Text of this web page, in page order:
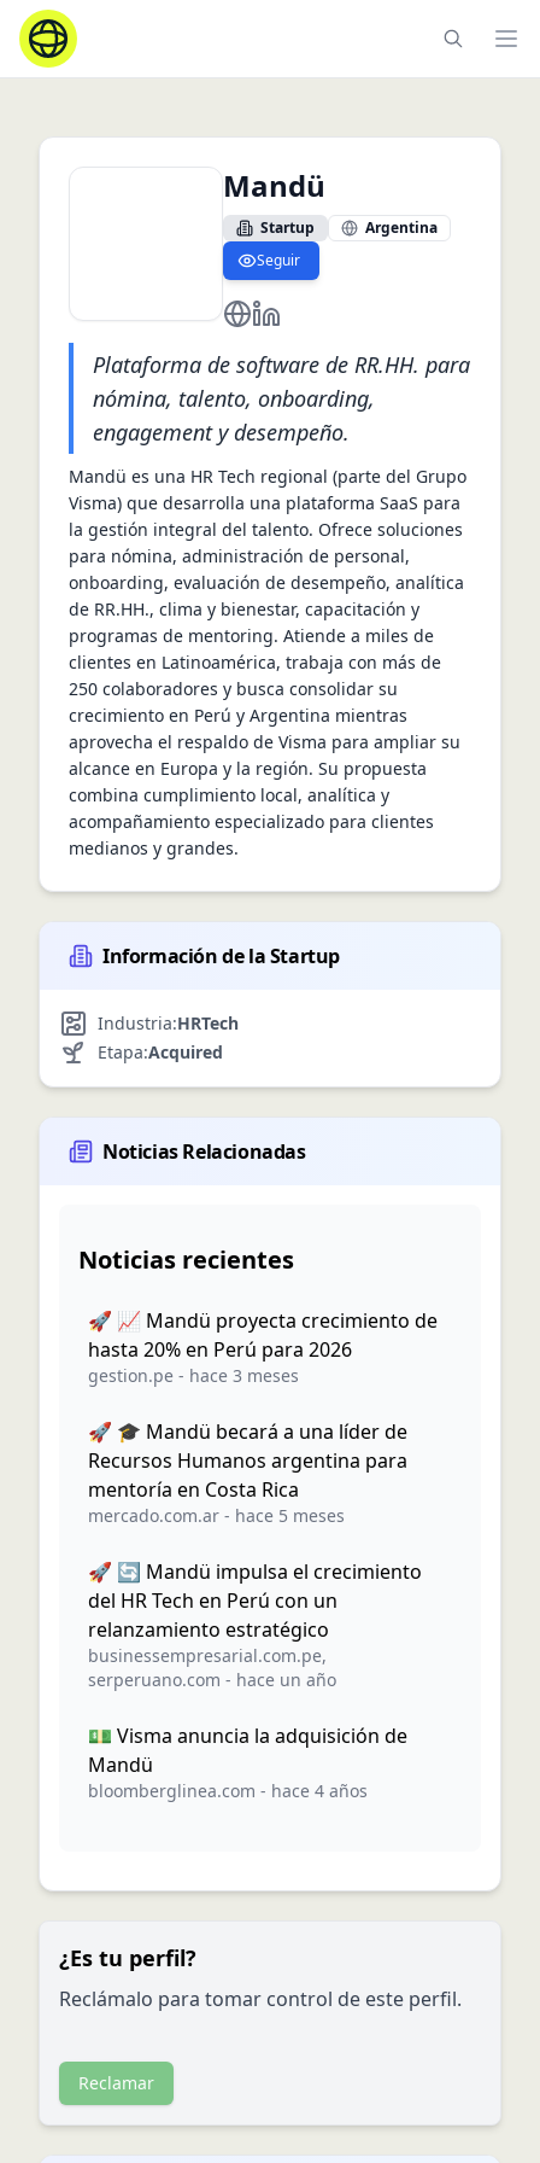
Mandü
Startup
Argentina
Seguir
https://www.mandu.pe
https://www.linkedin.com/
Plataforma de software de RR.HH. para
nómina, talento, onboarding,
engagement y desempeño.
Mandü es una HR Tech regional (parte del Grupo
Visma) que desarrolla una plataforma SaaS para
la gestión integral del talento. Ofrece soluciones
para nómina, administración de personal,
onboarding, evaluación de desempeño, analítica
de RR.HH., clima y bienestar, capacitación y
programas de mentoring. Atiende a miles de
clientes en Latinoamérica, trabaja con más de
250 colaboradores y busca consolidar su
crecimiento en Perú y Argentina mientras
aprovecha el respaldo de Visma para ampliar su
alcance en Europa y la región. Su propuesta
combina cumplimiento local, analítica y
acompañamiento especializado para clientes
medianos y grandes.
Información de la Startup
Industria:HRTech
Etapa:Acquired
Noticias Relacionadas
Noticias recientes
🚀 📈 Mandü proyecta crecimiento de
hasta 20% en Perú para 2026
gestion.pe - hace 3 meses
🚀 🎓 Mandü becará a una líder de
Recursos Humanos argentina para
mentoría en Costa Rica
mercado.com.ar - hace 5 meses
🚀 🔄 Mandü impulsa el crecimiento
del HR Tech en Perú con un
relanzamiento estratégico
businessempresarial.com.pe,
serperuano.com - hace un año
💵 Visma anuncia la adquisición de
Mandü
bloomberglinea.com - hace 4 años
¿Es tu perfil?
Reclámalo para tomar control de este perfil.
Reclamar